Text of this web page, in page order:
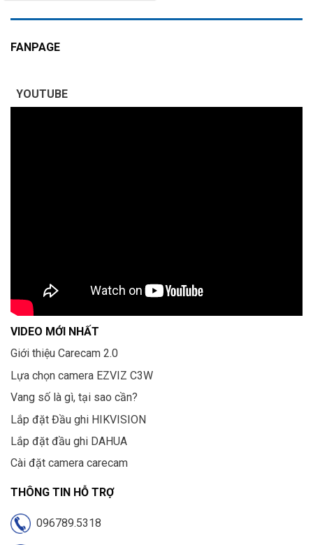
FANPAGE
YOUTUBE
VIDEO MỚI NHẤT
Giới thiệu Carecam 2.0
Lựa chọn camera EZVIZ C3W
Vang số là gì, tại sao cần?
Lắp đặt Đầu ghi HIKVISION
Lắp đặt đầu ghi DAHUA
Cài đặt camera carecam
THÔNG TIN HỖ TRỢ
096789.5318